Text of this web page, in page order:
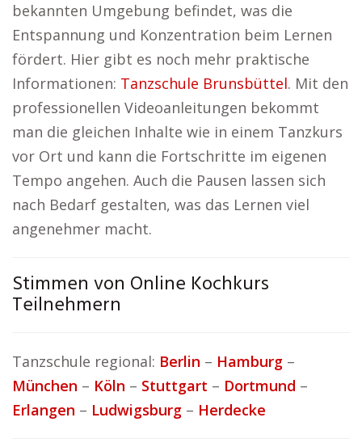
bekannten Umgebung befindet, was die
Entspannung und Konzentration beim Lernen
fördert. Hier gibt es noch mehr praktische
Informationen: Tanzschule Brunsbüttel. Mit den
professionellen Videoanleitungen bekommt
man die gleichen Inhalte wie in einem Tanzkurs
vor Ort und kann die Fortschritte im eigenen
Tempo angehen. Auch die Pausen lassen sich
nach Bedarf gestalten, was das Lernen viel
angenehmer macht.
Stimmen von Online Kochkurs
Teilnehmern
Tanzschule regional: Berlin – Hamburg –
München – Köln – Stuttgart – Dortmund –
Erlangen – Ludwigsburg – Herdecke